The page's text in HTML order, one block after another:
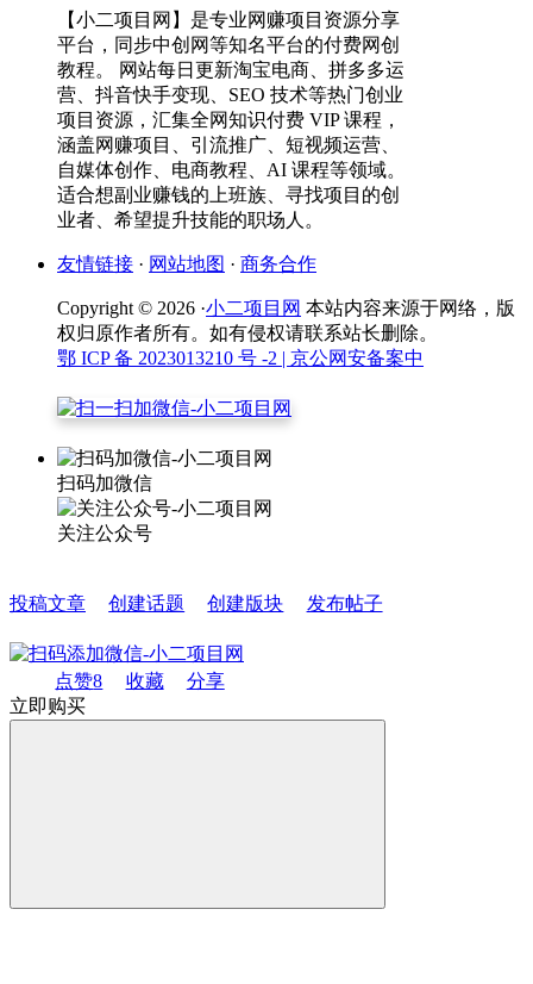
【小二项目网】是专业网赚项目资源分享
平台，同步中创网等知名平台的付费网创
教程。 网站每日更新淘宝电商、拼多多运
营、抖音快手变现、SEO 技术等热门创业
项目资源，汇集全网知识付费 VIP 课程，
涵盖网赚项目、引流推广、短视频运营、
自媒体创作、电商教程、AI 课程等领域。
适合想副业赚钱的上班族、寻找项目的创
业者、希望提升技能的职场人。
友情链接 · 网站地图 · 商务合作
Copyright © 2026 ·小二项目网 本站内容来源于网络，版
权归原作者所有。如有侵权请联系站长删除。
鄂 ICP 备 2023013210 号 -2 | 京公网安备案中
扫码加微信
关注公众号
投稿文章 创建话题 创建版块 发布帖子
点赞8 收藏
分享
立即购买